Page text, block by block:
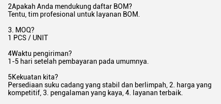
2Apakah Anda mendukung daftar BOM?
Tentu, tim profesional untuk layanan BOM.
3. MOQ?
1 PCS / UNIT
4Waktu pengiriman?
1-5 hari setelah pembayaran pada umumnya.
5Kekuatan kita?
Persediaan suku cadang yang stabil dan berlimpah, 2. harga yang
kompetitif, 3. pengalaman yang kaya, 4. layanan terbaik.